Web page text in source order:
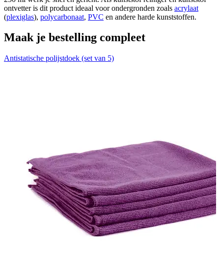
ontvetter is dit product ideaal voor ondergronden zoals acrylaat
(plexiglas), polycarbonaat, PVC en andere harde kunststoffen.
Maak je bestelling compleet
Antistatische polijstdoek (set van 5)